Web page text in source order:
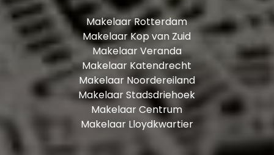
Makelaar Rotterdam
Makelaar Kop van Zuid
Makelaar Veranda
Makelaar Katendrecht
Makelaar Noordereiland
Makelaar Stadsdriehoek
Makelaar Centrum
Makelaar Lloydkwartier